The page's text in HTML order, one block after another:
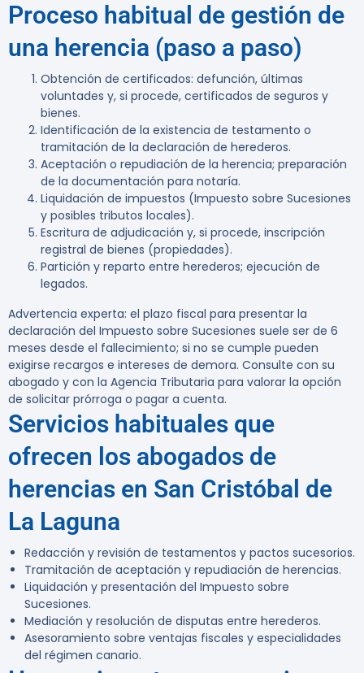
Proceso habitual de gestión de
una herencia (paso a paso)
Obtención de certificados: defunción, últimas
voluntades y, si procede, certificados de seguros y
bienes.
Identificación de la existencia de testamento o
tramitación de la declaración de herederos.
Aceptación o repudiación de la herencia; preparación
de la documentación para notaría.
Liquidación de impuestos (Impuesto sobre Sucesiones
y posibles tributos locales).
Escritura de adjudicación y, si procede, inscripción
registral de bienes (propiedades).
Partición y reparto entre herederos; ejecución de
legados.
Advertencia experta: el plazo fiscal para presentar la
declaración del Impuesto sobre Sucesiones suele ser de 6
meses desde el fallecimiento; si no se cumple pueden
exigirse recargos e intereses de demora. Consulte con su
abogado y con la Agencia Tributaria para valorar la opción
de solicitar prórroga o pagar a cuenta.
Servicios habituales que
ofrecen los abogados de
herencias en San Cristóbal de
La Laguna
Redacción y revisión de testamentos y pactos sucesorios.
Tramitación de aceptación y repudiación de herencias.
Liquidación y presentación del Impuesto sobre
Sucesiones.
Mediación y resolución de disputas entre herederos.
Asesoramiento sobre ventajas fiscales y especialidades
del régimen canario.